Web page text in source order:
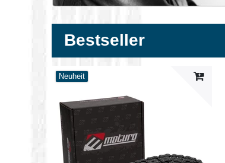
Bestseller
Neuheit